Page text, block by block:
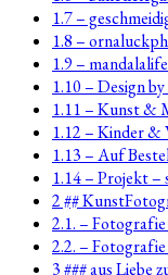
1.7 –
1.8 –
1.9 –
1.10 – Design
1.11 – Kunst &
1.12 – Kinder &
1.13 – Auf
1.14 – Projekt
2 ##
2.1. –
2.2. –
3 ### aus Liebe